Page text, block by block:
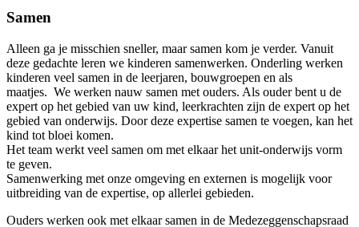
Samen
Alleen ga je misschien sneller, maar samen kom je verder. Vanuit
deze gedachte leren we kinderen samenwerken. Onderling werken
kinderen veel samen in de leerjaren, bouwgroepen en als
maatjes. We werken nauw samen met ouders. Als ouder bent u de
expert op het gebied van uw kind, leerkrachten zijn de expert op het
gebied van onderwijs. Door deze expertise samen te voegen, kan het
kind tot bloei komen.
Het team werkt veel samen om met elkaar het unit-onderwijs vorm
te geven.
Samenwerking met onze omgeving en externen is mogelijk voor
uitbreiding van de expertise, op allerlei gebieden.
Ouders werken ook met elkaar samen in de Medezeggenschapsraad